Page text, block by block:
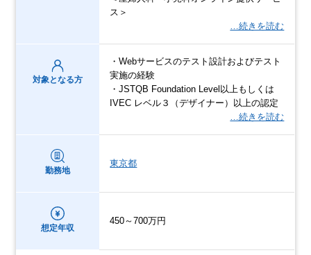
ス＞
…続きを読む
対象となる方
・Webサービスのテスト設計およびテスト
実施の経験
・JSTQB Foundation Level以上もしくは
IVEC レベル３（デザイナー）以上の認定
…続きを読む
勤務地
東京都
想定年収
450～700万円